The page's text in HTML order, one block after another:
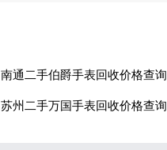
南通二手伯爵手表回收价格查询
苏州二手万国手表回收价格查询